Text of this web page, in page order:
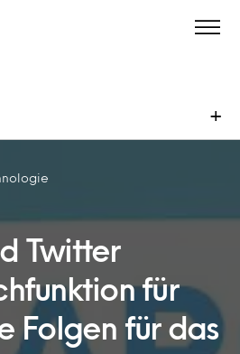
+
Twitter
für
Folgen für das